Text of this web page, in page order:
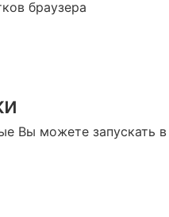
браузера
Вы можете запускать в